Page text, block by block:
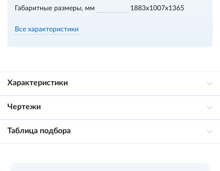
Габаритные размеры, мм
1883х1007х1365
Все характеристики
Характеристики
Чертежи
Таблица подбора